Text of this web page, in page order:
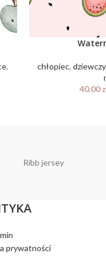
,
chłopiec,
40.00
Ribb jersey
prywatności